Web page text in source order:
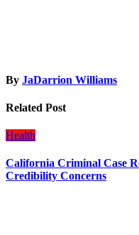
By JaDarrion Williams
Related Post
Health
California Criminal Case
Credibility Concerns